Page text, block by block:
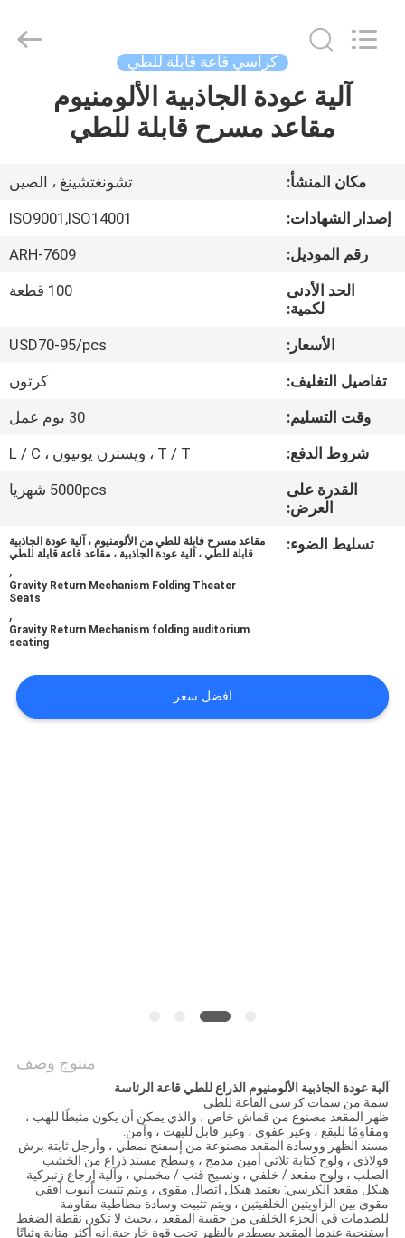
منزل،
منتجات
معلومات
المعمل
مراقبة
الجودة
اتصل
اطلب
اقتباس
Commercial
Co.,Ltd.
كراسي قاعة قابلة للطي
آلية عودة الجاذبية الألومنيوم
مقاعد مسرح قابلة للطي
مكان المنشأ:
تشونغتشينغ ، الصين
إصدار الشهادات:
ISO9001,ISO14001
رقم الموديل:
ARH-7609
الحد الأدنى
لكمية:
100 قطعة
الأسعار:
USD70-95/pcs
تفاصيل التغليف:
كرتون
وقت التسليم:
30 يوم عمل
شروط الدفع:
T / T ، ويسترن يونيون ، L / C
القدرة على
العرض:
5000pcs شهريا
تسليط الضوء:
مقاعد مسرح قابلة للطي من الألومنيوم ، آلية عودة الجاذبية
قابلة للطي ، آلية عودة الجاذبية ، مقاعد قاعة قابلة للطي
,
Gravity Return Mechanism Folding Theater
Seats
,
Gravity Return Mechanism folding auditorium
seating
افضل سعر
منتوج وصف
آلية عودة الجاذبية الألومنيوم الذراع للطي قاعة الرئاسة
سمة من سمات كرسي القاعة للطي:
ظهر المقعد مصنوع من قماش خاص ، والذي يمكن أن يكون مثبطًا للهب ،
ومقاومًا للبقع ، وغير عفوي ، وغير قابل للبهت ، وآمن.
مسند الظهر ووسادة المقعد مصنوعة من إسفنج نمطي ، وأرجل ثابتة برش
فولاذي ، ولوح كتابة ثلاثي أمين مدمج ، وسطح مسند ذراع من الخشب
الصلب ، ولوح مقعد / خلفي ، ونسيج قنب / مخملي ، وآلية إرجاع زنبركية
هيكل مقعد الكرسي: يعتمد هيكل اتصال مقوى ، ويتم تثبيت أنبوب أفقي
مقوى بين الزاويتين الخلفيتين ، ويتم تثبيت وسادة مطاطية مقاومة
للصدمات في الجزء الخلفي من حقيبة المقعد ، بحيث لا تكون نقطة الضغط
إسفنجية عندما المقعد يصطدم بالظهر تحت قوة خارجية.إنه أكثر متانة وثباتًا